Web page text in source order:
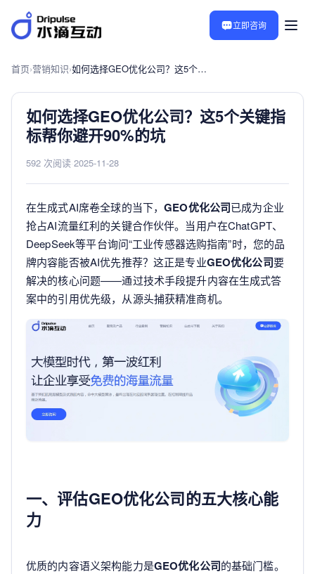
立即咨询
首页›营销知识› 如何选择GEO优化公司？这5个关键指标帮你避开90%的坑
如何选择GEO优化公司？这5个关键指
标帮你避开90%的坑
592 次阅读 2025-11-28
在生成式AI席卷全球的当下，GEO优化公司已成为企业
抢占AI流量红利的关键合作伙伴。当用户在ChatGPT、
DeepSeek等平台询问“工业传感器选购指南”时，您的品
牌内容能否被AI优先推荐？这正是专业GEO优化公司要
解决的核心问题——通过技术手段提升内容在生成式答
案中的引用优先级，从源头捕获精准商机。
一、评估GEO优化公司的五大核心能
力
优质的内容语义架构能力是GEO优化公司的基础门槛。